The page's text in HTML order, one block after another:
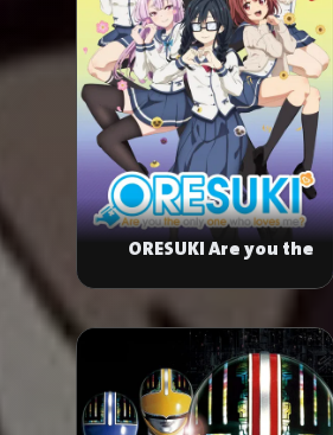
ORESUKI Are you the